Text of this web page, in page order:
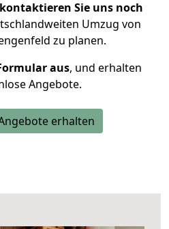
kontaktieren Sie uns noch
Umzug von
zu planen.
aus, und erhalten
Angebote.
erhalten